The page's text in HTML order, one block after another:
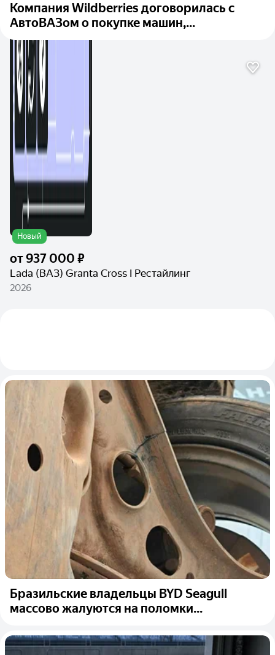
Компания Wildberries договорилась с
АвтоВАЗом о покупке машин,...
Новый
от937 000 ₽
Lada (ВАЗ) Granta Cross I Рестайлинг
2026
Бразильские владельцы BYD Seagull
массово жалуются на поломки...